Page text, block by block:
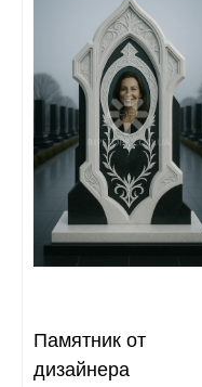
Памятник от
дизайнера